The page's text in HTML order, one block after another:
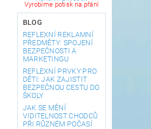
Vyrobíme potisk na přání
BLOG
REFLEXNÍ REKLAMNÍ
PŘEDMĚTY: SPOJENÍ
BEZPEČNOSTI A
MARKETINGU
REFLEXNÍ PRVKY PRO
DĚTI: JAK ZAJISTIT
BEZPEČNOU CESTU DO
ŠKOLY
JAK SE MĚNÍ
VIDITELNOST CHODCŮ
PŘI RŮZNÉM POČASÍ